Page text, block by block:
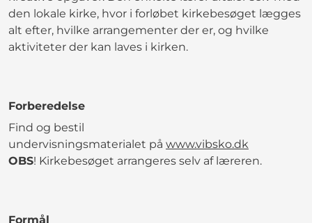
den lokale kirke, hvor i forløbet kirkebesøget lægges
alt efter, hvilke arrangementer der er, og hvilke
aktiviteter der kan laves i kirken.
Forberedelse
Find og bestil
undervisningsmaterialet på www.vibsko.dk
OBS! Kirkebesøget arrangeres selv af læreren.
Formål